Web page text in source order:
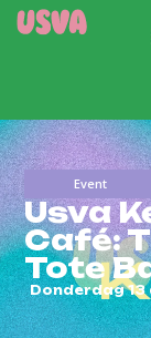
Event
Usva
Café:
Tote
Donderdag